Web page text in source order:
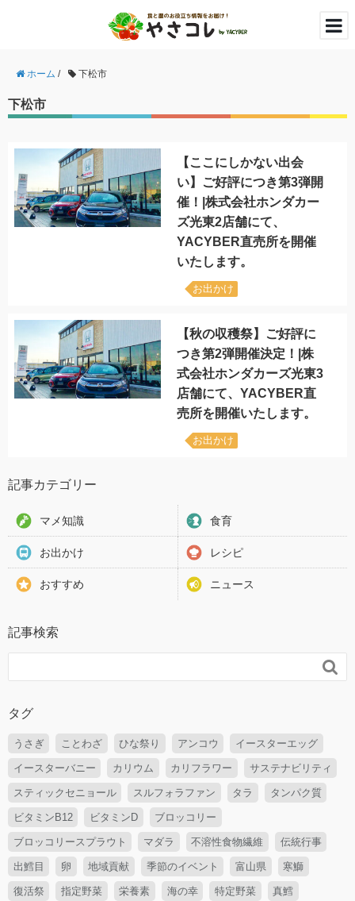
ホーム / 下松市
下松市
【ここにしかない出会
い】ご好評につき第3弾開
催！|株式会社ホンダカー
ズ光東2店舗にて、
YACYBER直売所を開催
いたします。
お出かけ
【秋の収穫祭】ご好評に
つき第2弾開催決定！|株
式会社ホンダカーズ光東3
店舗にて、YACYBER直
売所を開催いたします。
お出かけ
記事カテゴリー
マメ知識 食育
お出かけ レシピ
おすすめ ニュース
記事検索

タグ
うさぎ ことわざ ひな祭り アンコウ イースターエッグ
イースターバニー カリウム カリフラワー サステナビリティ
スティックセニョール スルフォラファン タラ タンパク質
ビタミンB12 ビタミンD ブロッコリー
ブロッコリースプラウト マダラ 不溶性食物繊維 伝統行事
出鱈目 卵 地域貢献 季節のイベント 富山県 寒鰤
復活祭 指定野菜 栄養素 海の幸 特定野菜 真鱈